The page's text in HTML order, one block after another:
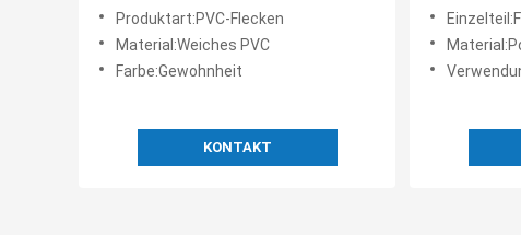
3D Logo Rubber Patch For
Backpack
Produktart:PVC-Flecken
Material:Weiches PVC
Farbe:Gewohnheit
KONTAKT
Gummi-